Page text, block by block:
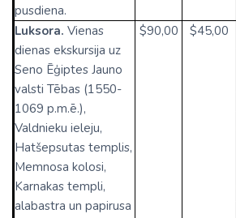
pusdiena.
Luksora. Vienas
dienas ekskursija uz
Seno Ēģiptes Jauno
valsti Tēbas (1550-
1069 p.m.ē.),
Valdnieku ieleju,
Hatšepsutas templis,
Memnosa kolosi,
Karnakas templi,
alabastra un papirusa
$90,00 $45,00